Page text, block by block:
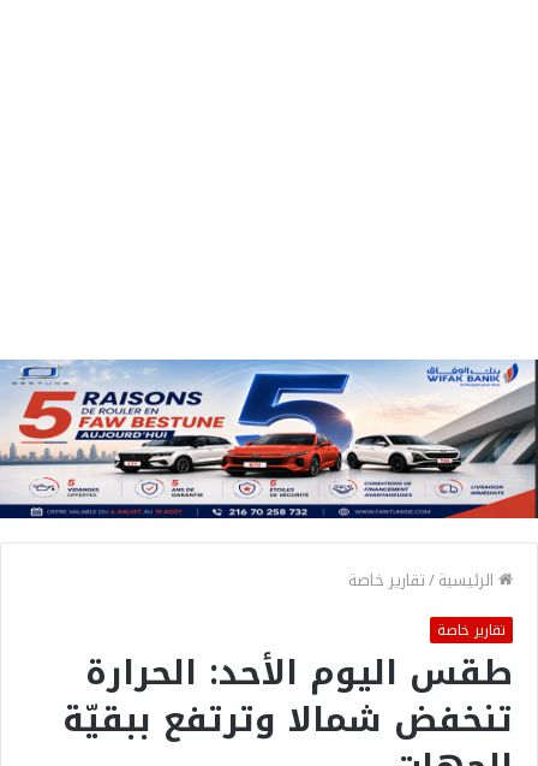
الرئيسية/تقارير خاصة
تقارير خاصة
طقس اليوم الأحد: الحرارة
تنخفض شمالا وترتفع ببقيّة